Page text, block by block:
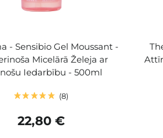
- Sensibio Gel Moussant -
Micelārā Želeja ar
Iedarbību - 500ml
8
22,80 €